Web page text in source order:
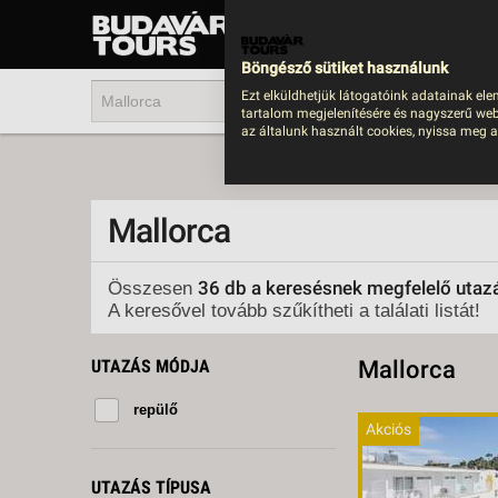
UTAZÁS
Mallorca
Összesen 36 db a keresésnek megfelelő
A keresővel tovább szűkítheti a találati listát!
UTAZÁS MÓDJA
repülő
UTAZÁS TÍPUSA
Mallorca
Akciós
Böngésző sütiket használunk
Ezt elküldhetjük látogatóink adatainak
tartalom megjelenítésére és nagyszerű
az általunk használt cookies, nyissa meg